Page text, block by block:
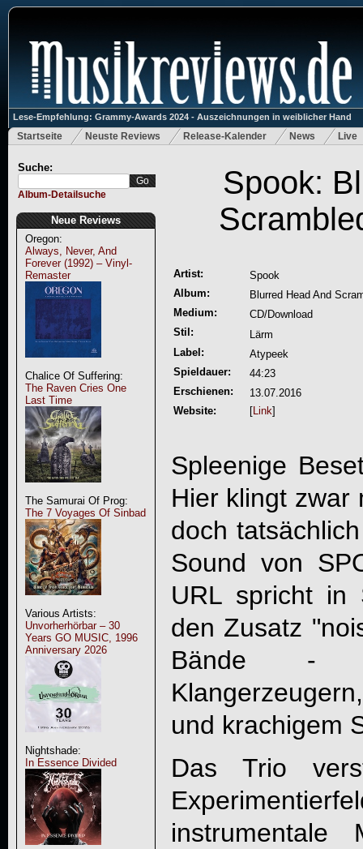
Lese-Empfehlung: Grammy-Awards 2024 - Auszeichnungen in weiblicher Hand
Startseite Neuste Reviews Release-Kalender News Live
Suche:
Album-Detailsuche
Neue Reviews
Oregon:
Always, Never, And
Forever (1992) – Vinyl-
Remaster
Chalice Of Suffering:
The Raven Cries One
Last Time
The Samurai Of Prog:
The 7 Voyages Of Sinbad
Various Artists:
Unvorherhörbar – 30
Years GO MUSIC, 1996
Anniversary 2026
Nightshade:
In Essence Divided
Spook:
Artist:
Spook
Album:
Blurred Head And
Medium:
CD/Download
Stil:
Lärm
Label:
Atypeek
Spieldauer:
44:23
Erschienen:
13.07.2016
Website:
[Link]
Spleenige
Hier klingt zwar
doch
Sound von
URL spricht in
den Zusatz
Bände -
und krachigem
Das Trio